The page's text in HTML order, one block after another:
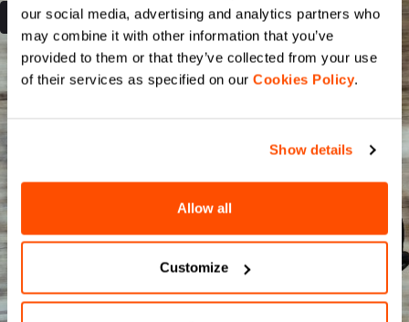
our social media, advertising and analytics partners who
may combine it with other information that you’ve
provided to them or that they’ve collected from your use
of their services as specified on our Cookies Policy.
Show details
Allow all
Customize
DISCOVER MORE